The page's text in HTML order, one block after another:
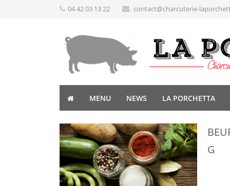
04 42 03 13 22 contact@charcuterie-
MENU NEWS LA PORCHETTA
G